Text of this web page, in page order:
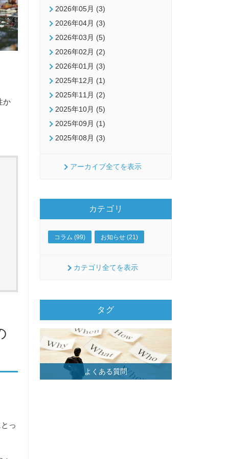
か
っ
2026年05月 (3)
2026年04月 (3)
2026年03月 (5)
2026年02月 (2)
2026年01月 (3)
2025年12月 (1)
2025年11月 (2)
2025年10月 (5)
2025年09月 (1)
2025年08月 (3)
アーカイブ全てを表示
カテゴリ
コラム (99) お知らせ (21)
カテゴリ全てを表示
タグ
よくある質問